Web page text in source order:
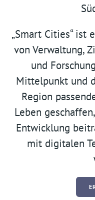
„Smart Cities“ ist
von Verwaltung,
und
Mittelpunkt und
Region
Leben
Entwicklung
mit digitalen